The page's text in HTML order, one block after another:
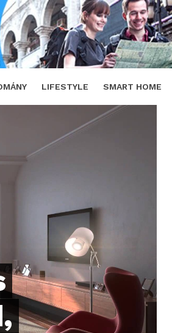
LIFESTYLE SMART HOME
van SHARE TWEET